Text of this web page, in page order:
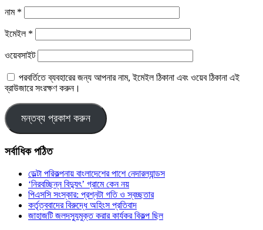
নাম *
ইমেইল *
ওয়েবসাইট
পরবর্তিতে ব্যবহারের জন্য আপনার নাম, ইমেইল ঠিকানা এবং ওয়েব ঠিকানা এই
ব্রাউজারে সংরক্ষণ করুন।
সর্বাধিক পঠিত
ডেল্টা পরিকল্পনায় বাংলাদেশের পাশে নেদারল্যান্ডস
‘নিরবচ্ছিন্ন বিদ্যুৎ’ গ্রামে কেন নয়
পিএসসি সংস্কার: প্রশ্নটা গতি ও স্বচ্ছতার
কর্তৃত্ববাদের বিরুদ্ধে অহিংস প্রতিবাদ
জাহাজটি জলদস্যুমুক্ত করার কার্যকর বিকল্প ছিল